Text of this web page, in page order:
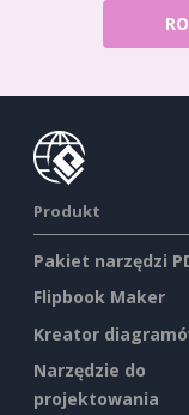
Produkt
Pakiet narzędzi
Flipbook Maker
Kreator
Narzędzie do
projektowania